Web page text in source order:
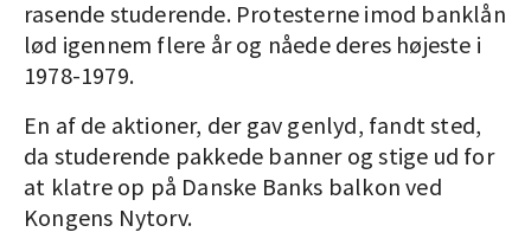
rasende studerende. Protesterne imod banklån
lød igennem flere år og nåede deres højeste i
1978-1979.
En af de aktioner, der gav genlyd, fandt sted,
da studerende pakkede banner og stige ud for
at klatre op på Danske Banks balkon ved
Kongens Nytorv.